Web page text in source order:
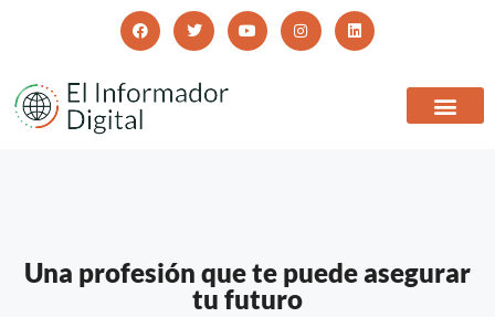
Una profesión que te puede asegurar
tu futuro